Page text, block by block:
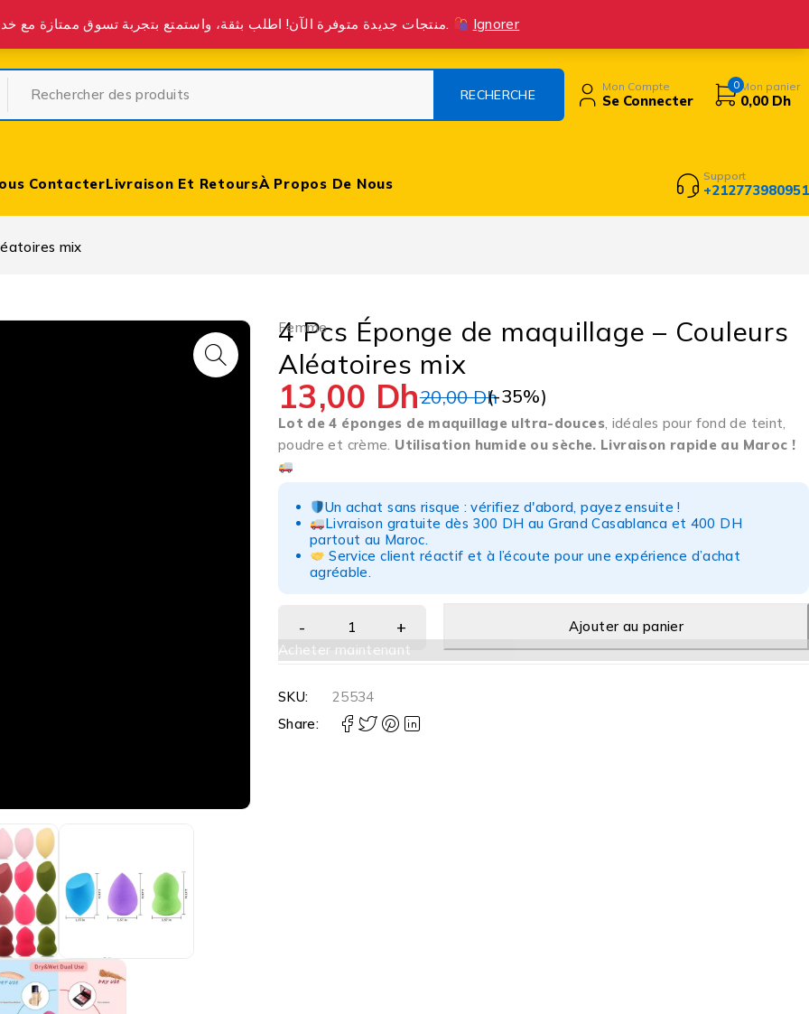
منتجات جديدة متوفرة الآن! اطلب بثقة، واستمتع بتجربة تسوق ممتازة مع خدمة عملاء متميزة. Ignorer
de 400 DH partout au Maroc.
Mon Compte
Se Connecter
0 Mon panier
0,00 Dh
ContacterLivraison Et RetoursÀ Propos De Nous Support
+212773980951
mix
Femme
4 Pcs Éponge de maquillage – Couleurs
Aléatoires mix
20,00Dh
13,00 Dh (-35%)
Lot de 4 éponges de maquillage ultra-douces, idéales pour fond de teint,
poudre et crème. Utilisation humide ou sèche. Livraison rapide au Maroc !
Un achat sans risque : vérifiez d'abord, payez ensuite !
Livraison gratuite dès 300 DH au Grand Casablanca et 400 DH
partout au Maroc.
Service client réactif et à l’écoute pour une expérience d’achat
agréable.
Ajouter au panier
Acheter maintenant
SKU:
25534
Share: